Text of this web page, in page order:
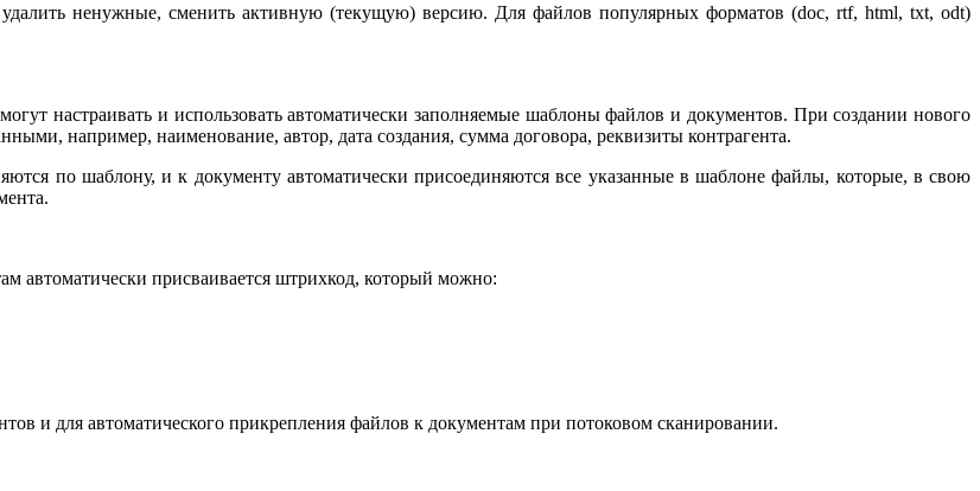
ненужные, сменить активную (текущую) версию. Для файлов популярных форматов (doc, rtf, html, txt, odt)
настраивать и использовать автоматически заполняемые шаблоны файлов и документов. При создании нового
например, наименование, автор, дата создания, сумма договора, реквизиты контрагента.
по шаблону, и к документу автоматически присоединяются все указанные в шаблоне файлы, которые, в свою
автоматически присваивается штрихкод, который можно:
и для автоматического прикрепления файлов к документам при потоковом сканировании.